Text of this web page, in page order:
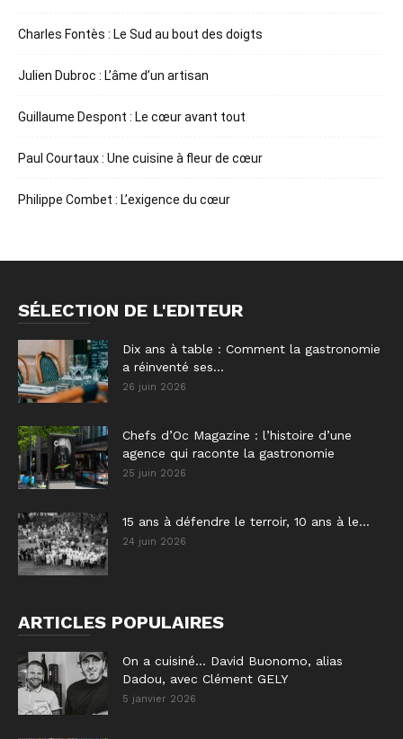
Charles Fontès : Le Sud au bout des doigts
Julien Dubroc : L’âme d’un artisan
Guillaume Despont : Le cœur avant tout
Paul Courtaux : Une cuisine à fleur de cœur
Philippe Combet : L’exigence du cœur
SÉLECTION DE L'EDITEUR
Dix ans à table : Comment la gastronomie
a réinventé ses...
26 juin 2026
Chefs d’Oc Magazine : l’histoire d’une
agence qui raconte la gastronomie
25 juin 2026
15 ans à défendre le terroir, 10 ans à le...
24 juin 2026
ARTICLES POPULAIRES
On a cuisiné… David Buonomo, alias
Dadou, avec Clément GELY
5 janvier 2026